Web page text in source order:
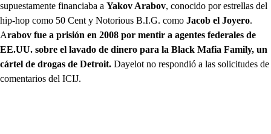
supuestamente financiaba a Yakov Arabov, conocido por estrellas del
hip-hop como 50 Cent y Notorious B.I.G. como Jacob el Joyero.
Arabov fue a prisión en 2008 por mentir a agentes federales de
EE.UU. sobre el lavado de dinero para la Black Mafia Family, un
cártel de drogas de Detroit. Dayelot no respondió a las solicitudes de
comentarios del ICIJ.